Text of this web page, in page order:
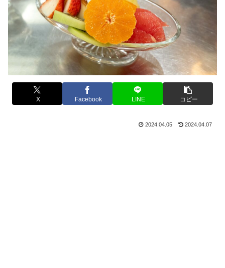
X Facebook LINE コピー
2024.04.05 2024.04.07